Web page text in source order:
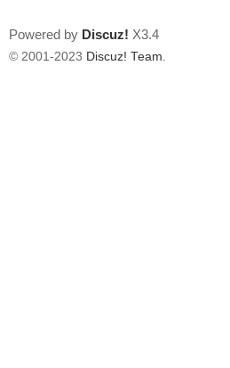
茶
Powered by Discuz! X3.4
© 2001-2023 Discuz! Team.